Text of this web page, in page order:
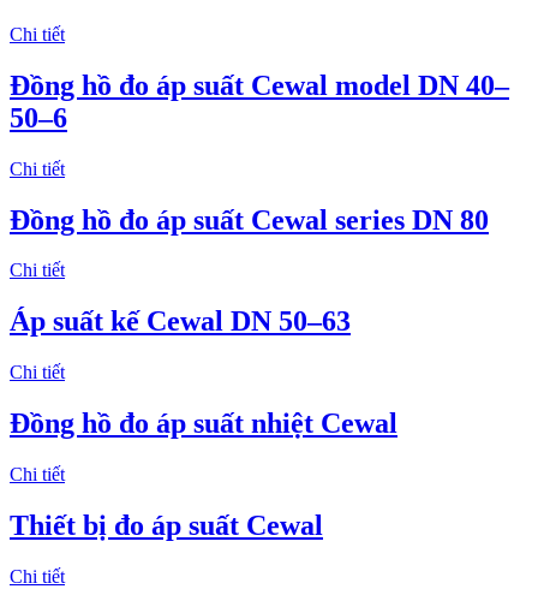
Chi tiết
Đồng hồ đo áp suất Cewal model DN 40–
50–6
Chi tiết
Đồng hồ đo áp suất Cewal series DN 80
Chi tiết
Áp suất kế Cewal DN 50–63
Chi tiết
Đồng hồ đo áp suất nhiệt Cewal
Chi tiết
Thiết bị đo áp suất Cewal
Chi tiết